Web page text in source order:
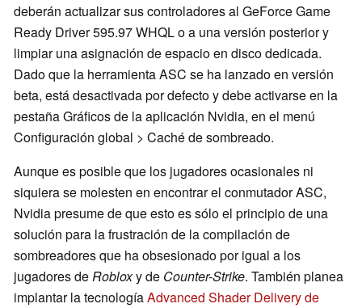
deberán actualizar sus controladores al GeForce Game
Ready Driver 595.97 WHQL o a una versión posterior y
limpiar una asignación de espacio en disco dedicada.
Dado que la herramienta ASC se ha lanzado en versión
beta, está desactivada por defecto y debe activarse en la
pestaña Gráficos de la aplicación Nvidia, en el menú
Configuración global > Caché de sombreado.
Aunque es posible que los jugadores ocasionales ni
siquiera se molesten en encontrar el conmutador ASC,
Nvidia presume de que esto es sólo el principio de una
solución para la frustración de la compilación de
sombreadores que ha obsesionado por igual a los
jugadores deRobloxy de Counter-Strike. También planea
implantar la tecnologíaAdvanced Shader Delivery de